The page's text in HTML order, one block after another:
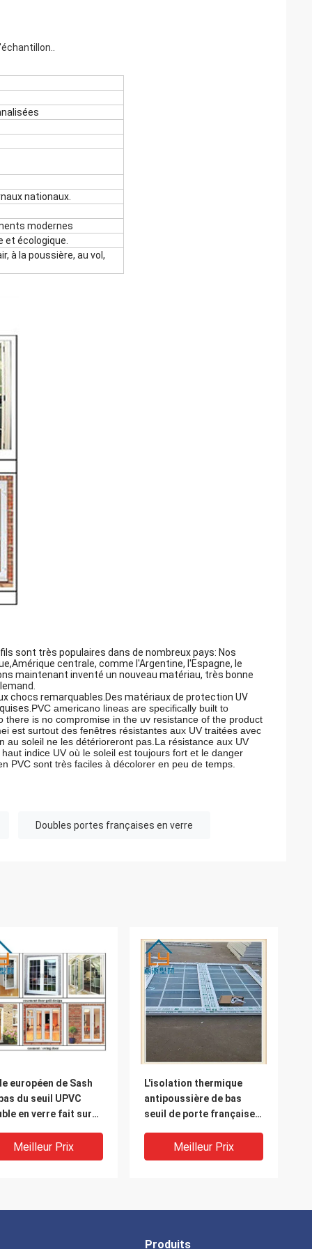
nationaux.
modernes
et écologique.
à la poussière, au vol,
sont très populaires dans de nombreux pays: Nos
centrale, comme l'Argentine, l'Espagne, le
maintenant inventé un nouveau matériau, très bonne
chocs remarquables.Des matériaux de protection UV
PVC americano lineas are specifically built to
is no compromise in the uv resistance of the product
est surtout des fenêtres résistantes aux UV traitées avec
soleil ne les détérioreront pas.La résistance aux UV
indice UV où le soleil est toujours fort et le danger
PVC sont très faciles à décolorer en peu de temps.
Doubles portes françaises en verre
européen de Sash
du seuil UPVC
en verre fait sur
double
Meilleur Prix
L'isolation thermique
antipoussière de bas
seuil de porte française
aux besoins du client
Meilleur Prix
Produits